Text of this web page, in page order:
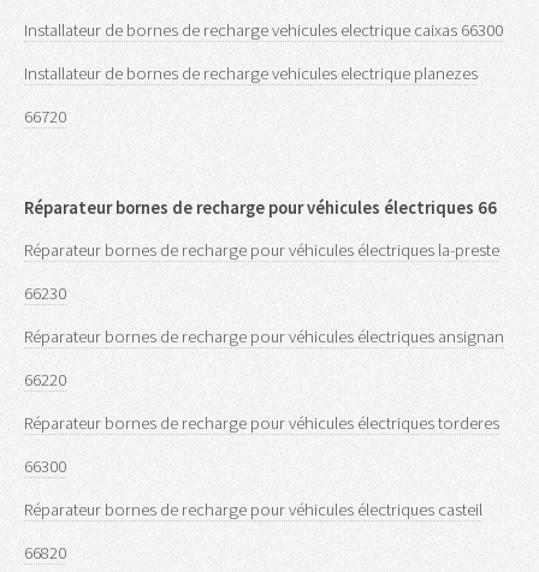
Installateur de bornes de recharge vehicules electrique caixas 66300
Installateur de bornes de recharge vehicules electrique planezes
66720
Réparateur bornes de recharge pour véhicules électriques 66
Réparateur bornes de recharge pour véhicules électriques la-preste
66230
Réparateur bornes de recharge pour véhicules électriques ansignan
66220
Réparateur bornes de recharge pour véhicules électriques torderes
66300
Réparateur bornes de recharge pour véhicules électriques casteil
66820